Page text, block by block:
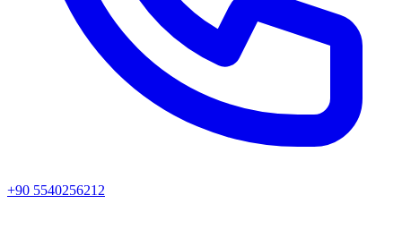
+90 5540256212